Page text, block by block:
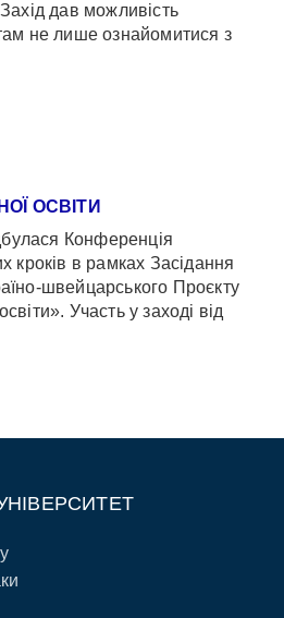
дав можливість
не лише ознайомитися з
ОСВІТИ
Конференція
кроків в рамках Засідання
швейцарського Проєкту
Участь у заході від